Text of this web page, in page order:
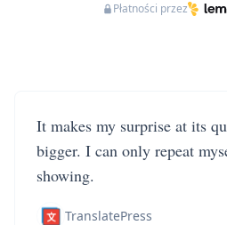
Płatności przez
It makes my surprise at its
bigger. I can only repeat
showing.
TranslatePress